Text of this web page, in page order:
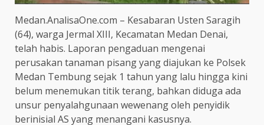
Medan.AnalisaOne.com – Kesabaran Usten Saragih
(64), warga Jermal XIII, Kecamatan Medan Denai,
telah habis. Laporan pengaduan mengenai
perusakan tanaman pisang yang diajukan ke Polsek
Medan Tembung sejak 1 tahun yang lalu hingga kini
belum menemukan titik terang, bahkan diduga ada
unsur penyalahgunaan wewenang oleh penyidik
berinisial AS yang menangani kasusnya.